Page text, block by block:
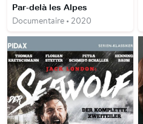
Par-delà les Alpes
Documentaire • 2020